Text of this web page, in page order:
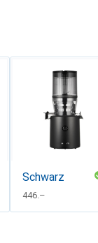
Schwarz
CHF
446.–